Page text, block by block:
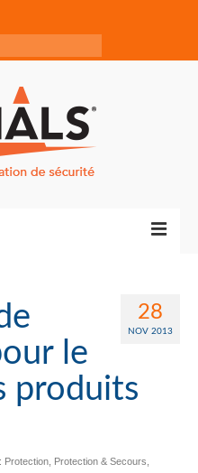
28
NOV 2013
le
produits
Protection Protection & Secours